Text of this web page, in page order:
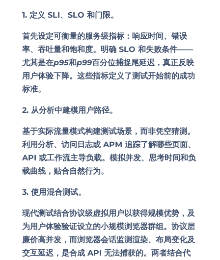
1. 定义 SLI、SLO 和门限。
首先设定可衡量的服务级指标：响应时间、错误
率、吞吐量和饱和度。明确 SLO 和失败条件——
尤其是在p95和p99百分位捕捉尾延迟，真正反映
用户体验下降。这些指标定义了测试开始前的成功
标准。
2. 从分析中建模用户路径。
基于实际流量模式构建测试场景，而非凭空猜测。
利用分析、访问日志或 APM 追踪了解哪些页面、
API 或工作流主导负载。模拟并发、思考时间和负
载曲线，贴合自然行为。
3. 使用混合测试。
现代测试结合协议级虚拟用户以获得规模优势，及
为用户体验验证设立的小规模浏览器群组。协议层
廉价高并发，而浏览器会话监测渲染、布局变化及
交互延迟，是合成 API 无法捕获的。两者结合代